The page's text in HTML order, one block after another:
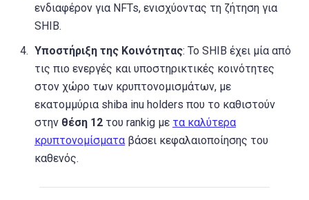
ενδιαφέρον για NFTs, ενισχύοντας τη ζήτηση για
SHIB.
Υποστήριξη της Κοινότητας: Το SHIB έχει μία από
τις πιο ενεργές και υποστηρικτικές κοινότητες
στον χώρο των κρυπτονομισμάτων, με
εκατομμύρια shiba inu holders που το καθιστούν
στην θέση 12 του rankig με τα καλύτερα
κρυπτονομίσματα βάσει κεφαλαιοποίησης του
καθενός.